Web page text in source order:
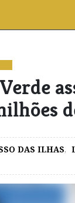
DAS ILHAS,